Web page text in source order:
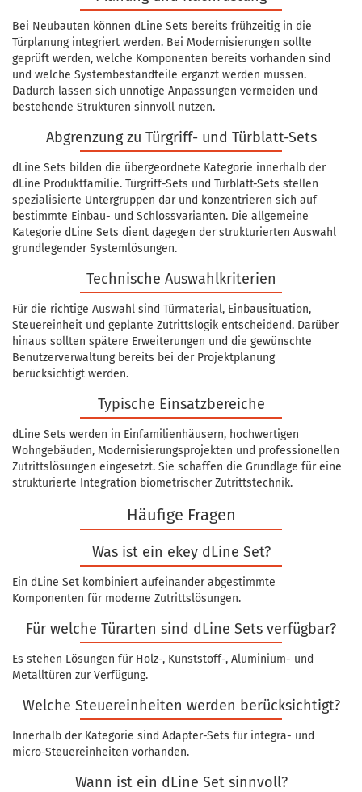
Bei Neubauten können dLine Sets bereits frühzeitig in die
Türplanung integriert werden. Bei Modernisierungen sollte
geprüft werden, welche Komponenten bereits vorhanden sind
und welche Systembestandteile ergänzt werden müssen.
Dadurch lassen sich unnötige Anpassungen vermeiden und
bestehende Strukturen sinnvoll nutzen.
Abgrenzung zu Türgriff- und Türblatt-Sets
dLine Sets bilden die übergeordnete Kategorie innerhalb der
dLine Produktfamilie. Türgriff-Sets und Türblatt-Sets stellen
spezialisierte Untergruppen dar und konzentrieren sich auf
bestimmte Einbau- und Schlossvarianten. Die allgemeine
Kategorie dLine Sets dient dagegen der strukturierten Auswahl
grundlegender Systemlösungen.
Technische Auswahlkriterien
Für die richtige Auswahl sind Türmaterial, Einbausituation,
Steuereinheit und geplante Zutrittslogik entscheidend. Darüber
hinaus sollten spätere Erweiterungen und die gewünschte
Benutzerverwaltung bereits bei der Projektplanung
berücksichtigt werden.
Typische Einsatzbereiche
dLine Sets werden in Einfamilienhäusern, hochwertigen
Wohngebäuden, Modernisierungsprojekten und professionellen
Zutrittslösungen eingesetzt. Sie schaffen die Grundlage für eine
strukturierte Integration biometrischer Zutrittstechnik.
Häufige Fragen
Was ist ein ekey dLine Set?
Ein dLine Set kombiniert aufeinander abgestimmte
Komponenten für moderne Zutrittslösungen.
Für welche Türarten sind dLine Sets verfügbar?
Es stehen Lösungen für Holz-, Kunststoff-, Aluminium- und
Metalltüren zur Verfügung.
Welche Steuereinheiten werden berücksichtigt?
Innerhalb der Kategorie sind Adapter-Sets für integra- und
micro-Steuereinheiten vorhanden.
Wann ist ein dLine Set sinnvoll?